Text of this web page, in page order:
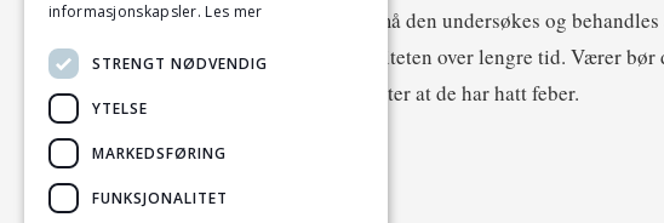
Om nødvendig må den undersøkes og
påvirke sædkvaliteten over lengre tid. Værer
ca. 2 til 8 uker etter at de har hatt feber.
informasjonskapsler. Les mer
STRENGT NØDVENDIG
YTELSE
MARKEDSFØRING
FUNKSJONALITET